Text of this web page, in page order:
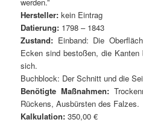
Hersteller: kein Eintrag
Datierung: 1798 – 1843
Zustand: Einband: Die
Ecken sind bestoßen, die
sich.
Buchblock: Der Schnitt und die
Benötigte Maßnahmen:
Rückens, Ausbürsten des Falzes.
Kalkulation: 350,00 €